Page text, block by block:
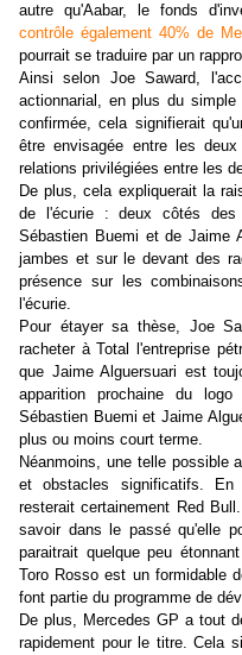
autre qu'Aabar, le fonds
contrôle également 40% de
pourrait se traduire par un
Ainsi selon Joe Saward,
actionnarial, en plus du
confirmée, cela signifierait
être envisagée entre les
relations privilégiées entre les
De plus, cela expliquerait la
de l'écurie :
deux côtés des
Sébastien Buemi et de Jaime
jambes et sur le devant des
présence sur les
l'écurie.
Pour étayer sa thèse, Joe
racheter à Total l'entreprise
que Jaime Alguersuari est
apparition prochaine du
Sébastien Buemi et Jaime
plus ou moins court terme.
Néanmoins, une telle possible
et obstacles significatifs. En
resterait certainement Red
savoir dans le passé qu'elle
paraitrait quelque peu
Toro Rosso est un formidable
font partie du programme de
De plus, Mercedes GP a tout
rapidement pour le titre. Cela